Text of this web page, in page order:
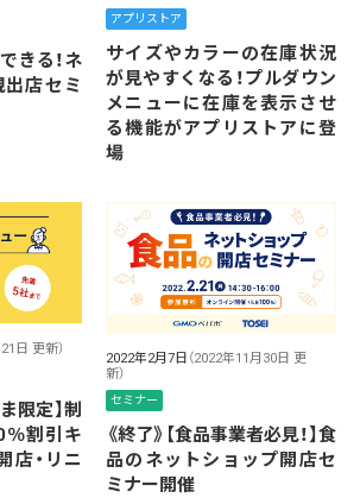
きる！ネ
店セミ
アプリストア
サイズやカラーの在庫状況
が見やすくなる！プルダウン
メニューに在庫を表示させ
る機能がアプリストアに登
場
日 更新）
限定】制
％割引キ
店・リニ
2022年2月7日 （2022年11月30日 更
新）
セミナー
《終了》【食品事業者必見！】食
品のネットショップ開店セ
ミナー開催